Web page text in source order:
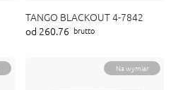
TANGO BLACKOUT 4-7842
od 260.76 brutto
Na wymiar